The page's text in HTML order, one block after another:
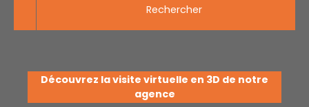
Rechercher
Découvrez la visite virtuelle en 3D de notre
agence